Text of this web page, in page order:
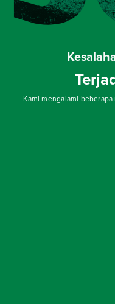
Kami mengalami